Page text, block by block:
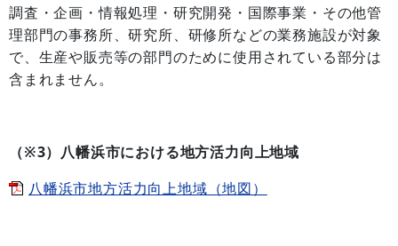
調査・企画・情報処理・研究開発・国際事業・その他管
理部門の事務所、研究所、研修所などの業務施設が対象
で、生産や販売等の部門のために使用されている部分は
含まれません。
（※3）八幡浜市における地方活力向上地域
八幡浜市地方活力向上地域（地図）